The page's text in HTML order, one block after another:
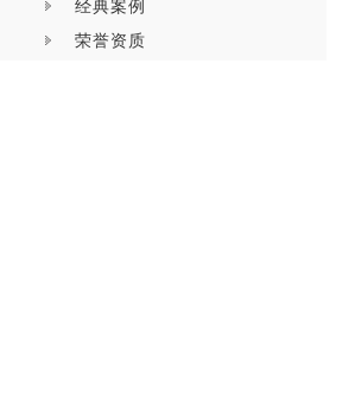
经典案例
荣誉资质